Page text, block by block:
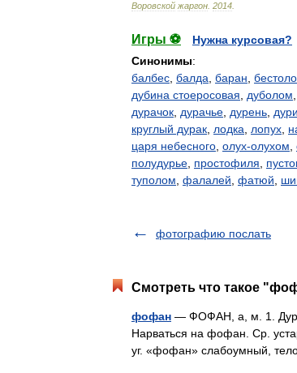
Воровской жаргон 2014
Игры ⚽
Нужна курсовая?
Синонимы:
балбес балда баран
дубина стоеросовая
дуболом
дурачок дурачье дурень
круглый дурак лодка лопух
царя небесного олух-олухом
полудурье простофиля
туполом фалалей фатюй
фотографию послать
Смотреть что такое
фофан — ФОФАН, а, м. 1.
Нарваться на фофан. Ср.
уг. «фофан» слабоумный,